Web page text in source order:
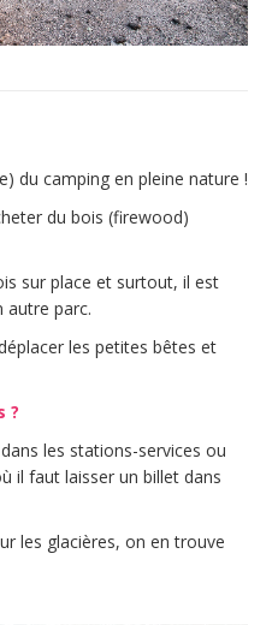
du camping en pleine nature !
du bois (firewood)
sur place et surtout, il est
autre parc.
les petites bêtes et
?
les stations-services ou
il faut laisser un billet dans
les glacières, on en trouve